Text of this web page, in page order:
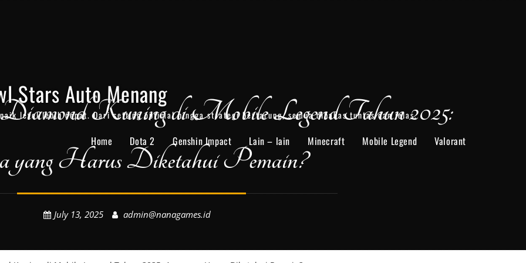
Stars Auto Menang
level lebih cepat. Dari setting optimal hingga strategi bertarung, semua dibahas tuntas dan jelas.
Home Dota 2 Genshin Impact Lain – lain Minecraft Mobile Legend Valorant
Kuning di Mobile Legend Tahun 2025:
Harus Diketahui Pemain?
July 13, 2025 admin@nanagames.id